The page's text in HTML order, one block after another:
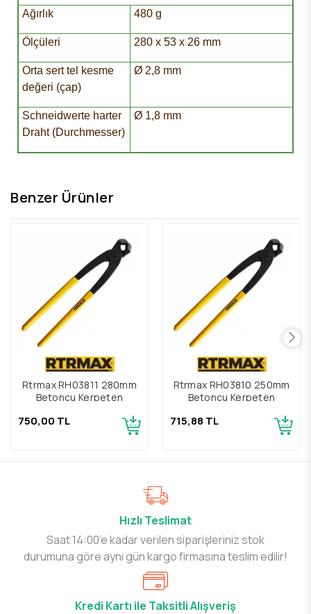
Ağırlık 480 g
Ölçüleri 280 x 53 x 26 mm
Orta sert tel kesme
değeri (çap)
Ø 2,8 mm
Schneidwerte harter
Draht (Durchmesser)
Ø 1,8 mm
Benzer Ürünler
Rtrmax RH03811 280mm
Betoncu Kerpeten
750,00 TL
Rtrmax RH03810 250mm
Betoncu Kerpeten
715,88 TL
Hızlı Teslimat
Saat 14:00’e kadar verilen siparişleriniz stok
durumuna göre aynı gün kargo firmasına teslim edilir!
Kredi Kartı ile Taksitli Alışveriş